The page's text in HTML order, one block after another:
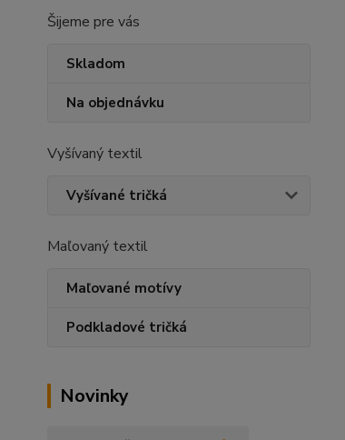
Šijeme pre vás
Skladom
Na objednávku
Vyšívaný textil
Vyšívané tričká
Maľovaný textil
Maľované motívy
Podkladové tričká
Novinky